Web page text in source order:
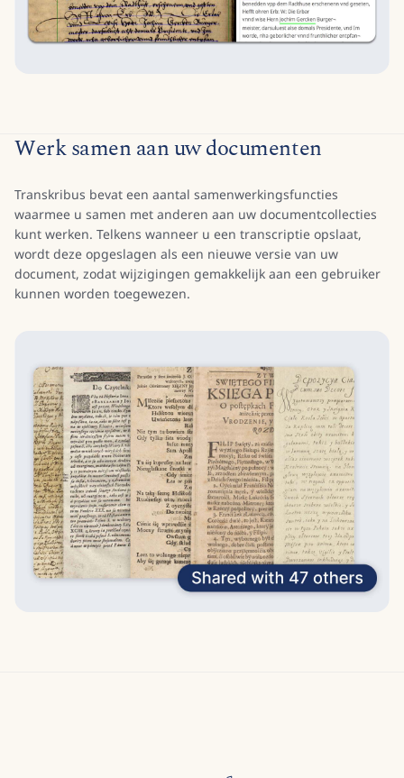
Werk samen aan uw documenten
Transkribus bevat een aantal samenwerkingsfuncties
waarmee u samen met anderen aan uw documentcollecties
kunt werken. Telkens wanneer u een transcriptie opslaat,
wordt deze opgeslagen als een nieuwe versie van uw
document, zodat wijzigingen gemakkelijk aan een gebruiker
kunnen worden toegewezen.